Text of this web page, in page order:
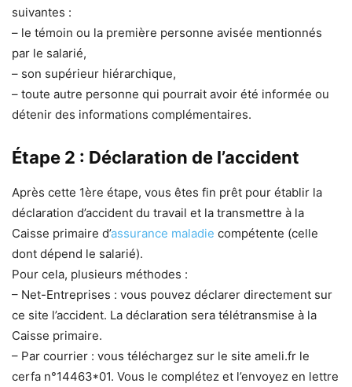
suivantes :
– le témoin ou la première personne avisée mentionnés
par le salarié,
– son supérieur hiérarchique,
– toute autre personne qui pourrait avoir été informée ou
détenir des informations complémentaires.
Étape 2 : Déclaration de l’accident
Après cette 1ère étape, vous êtes fin prêt pour établir la
déclaration d’accident du travail et la transmettre à la
Caisse primaire d’assurance maladie compétente (celle
dont dépend le salarié).
Pour cela, plusieurs méthodes :
– Net-Entreprises : vous pouvez déclarer directement sur
ce site l’accident. La déclaration sera télétransmise à la
Caisse primaire.
– Par courrier : vous téléchargez sur le site ameli.fr le
cerfa n°14463*01. Vous le complétez et l’envoyez en lettre